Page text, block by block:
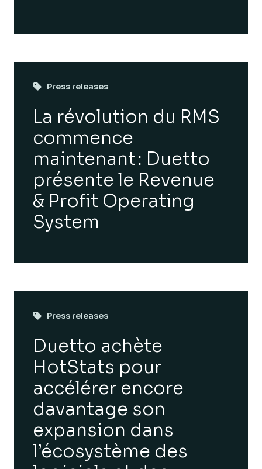
Press releases
La révolution du RMS
commence
maintenant : Duetto
présente le Revenue
& Profit Operating
System
Press releases
Duetto achète
HotStats pour
accélérer encore
davantage son
expansion dans
l’écosystème des